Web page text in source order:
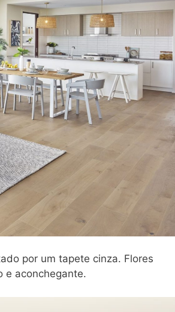
por um tapete cinza. Flores
e aconchegante.